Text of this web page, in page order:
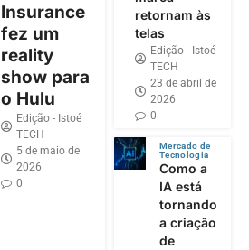
Insurance
fez um
reality
show para
o Hulu
Edição - Istoé
TECH
5 de maio de
2026
0
retornam às
telas
Edição - Istoé
TECH
23 de abril de
2026
0
Mercado de
Tecnologia
Como a
IA está
tornando
a criação
de